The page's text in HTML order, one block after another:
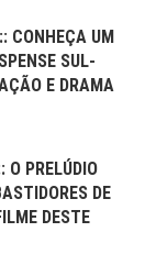
CONHEÇA UM
SUL-
E DRAMA
O PRELÚDIO
DE
DESTE